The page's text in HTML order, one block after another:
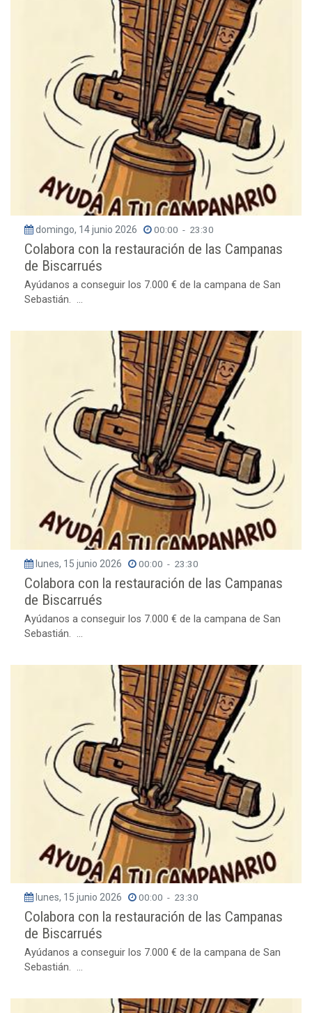
domingo, 14 junio 2026 00:00 - 23:30
Colabora con la restauración de las Campanas
de Biscarrués
Ayúdanos a conseguir los 7.000 € de la campana de San
Sebastián. ...
lunes, 15 junio 2026 00:00 - 23:30
Colabora con la restauración de las Campanas
de Biscarrués
Ayúdanos a conseguir los 7.000 € de la campana de San
Sebastián. ...
lunes, 15 junio 2026 00:00 - 23:30
Colabora con la restauración de las Campanas
de Biscarrués
Ayúdanos a conseguir los 7.000 € de la campana de San
Sebastián. ...